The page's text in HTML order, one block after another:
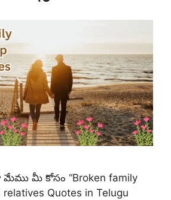
మీ కోసం “Broken family
Quotes in Telugu